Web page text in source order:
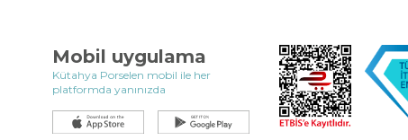
Mobil uygulama
Kütahya Porselen mobil ile her
platformda yanınızda